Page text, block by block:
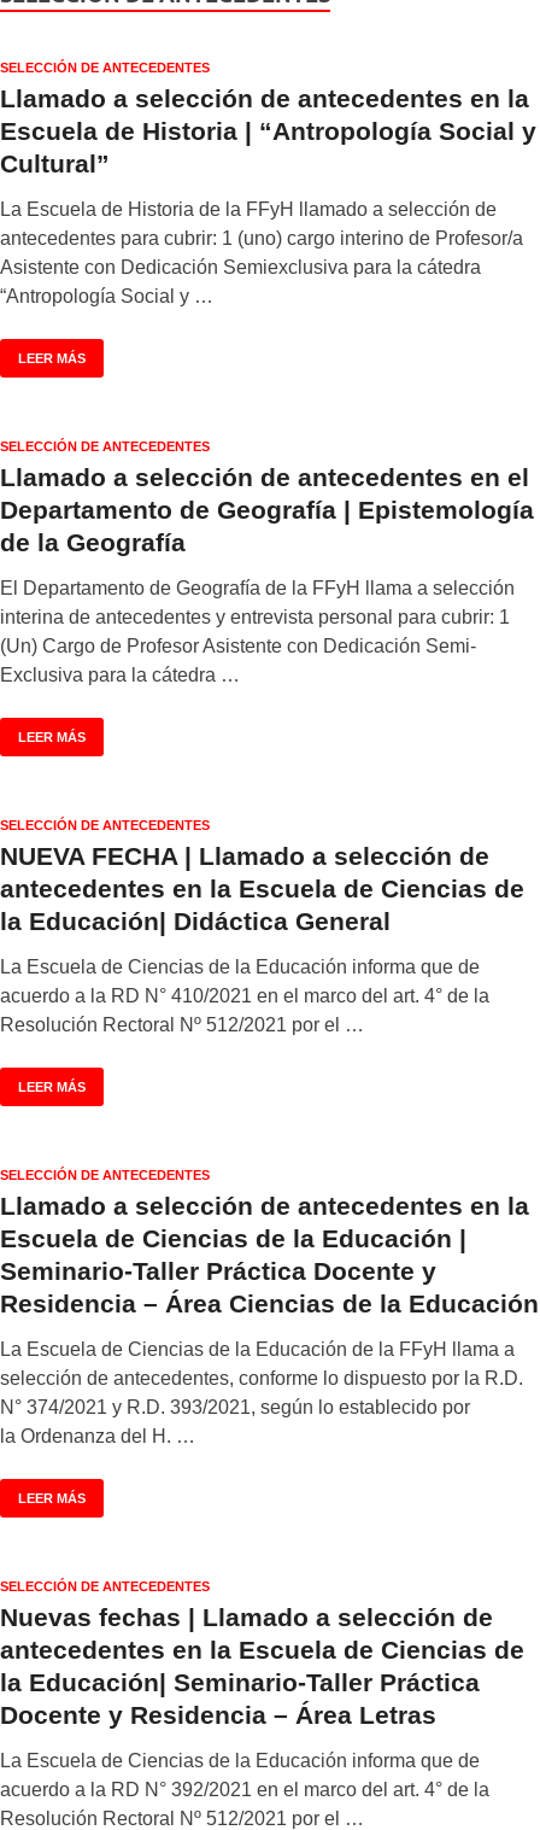
SELECCIÓN DE ANTECEDENTES
Llamado a selección de antecedentes en la
Escuela de Historia | “Antropología Social y
Cultural”
La Escuela de Historia de la FFyH llamado a selección de
antecedentes para cubrir: 1 (uno) cargo interino de Profesor/a
Asistente con Dedicación Semiexclusiva para la cátedra
“Antropología Social y …
LEER MÁS
SELECCIÓN DE ANTECEDENTES
Llamado a selección de antecedentes en el
Departamento de Geografía | Epistemología
de la Geografía
El Departamento de Geografía de la FFyH llama a selección
interina de antecedentes y entrevista personal para cubrir: 1
(Un) Cargo de Profesor Asistente con Dedicación Semi-
Exclusiva para la cátedra …
LEER MÁS
SELECCIÓN DE ANTECEDENTES
NUEVA FECHA | Llamado a selección de
antecedentes en la Escuela de Ciencias de
la Educación| Didáctica General
La Escuela de Ciencias de la Educación informa que de
acuerdo a la RD N° 410/2021 en el marco del art. 4° de la
Resolución Rectoral Nº 512/2021 por el …
LEER MÁS
SELECCIÓN DE ANTECEDENTES
Llamado a selección de antecedentes en la
Escuela de Ciencias de la Educación |
Seminario-Taller Práctica Docente y
Residencia – Área Ciencias de la Educación
La Escuela de Ciencias de la Educación de la FFyH llama a
selección de antecedentes, conforme lo dispuesto por la R.D.
N° 374/2021 y R.D. 393/2021, según lo establecido por
la Ordenanza del H. …
LEER MÁS
SELECCIÓN DE ANTECEDENTES
Nuevas fechas | Llamado a selección de
antecedentes en la Escuela de Ciencias de
la Educación| Seminario-Taller Práctica
Docente y Residencia – Área Letras
La Escuela de Ciencias de la Educación informa que de
acuerdo a la RD N° 392/2021 en el marco del art. 4° de la
Resolución Rectoral Nº 512/2021 por el …